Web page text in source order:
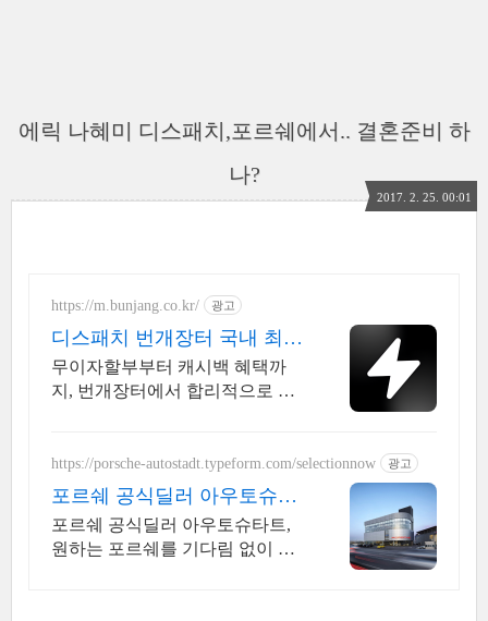
에릭 나혜미 디스패치,포르쉐에서.. 결혼준비 하
나?
2017. 2. 25. 00:01
https://m.bunjang.co.kr/ 광고
디스패치 번개장터 국내 최대
브랜드 중고거래
무이자할부부터 캐시백 혜택까
지, 번개장터에서 합리적으로 중
만 개 이상의 신규 상품 업로드
https://porsche-autostadt.typeform.com/selectionnow 광고
포르쉐 공식딜러 아우토슈타
트
포르쉐 공식딜러 아우토슈타트,
원하는 포르쉐를 기다림 없이 빠